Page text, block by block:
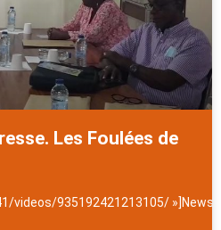
Les Foulées de
videos/935192421213105/